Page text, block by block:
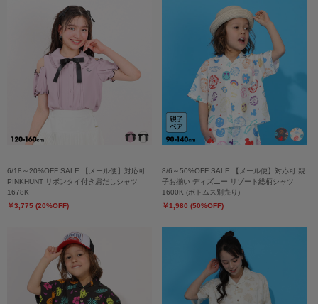
6/18～20%OFF SALE 【メール便】対応可
PINKHUNT リボンタイ付き肩だしシャツ
1678K
￥3,775 (20%OFF)
8/6～50%OFF SALE 【メール便】対応可 親
子お揃い ディズニー リゾート総柄シャツ
1600K (ボトムス別売り)
￥1,980 (50%OFF)